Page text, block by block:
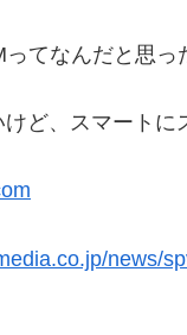
てなんだと思っ
ど、スマートに
news/